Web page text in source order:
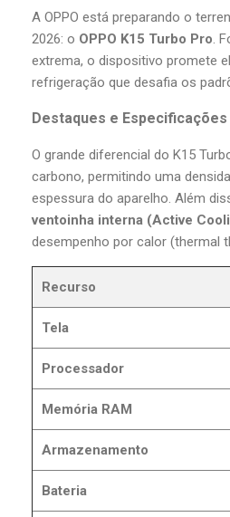
A OPPO está preparando o
2026: o OPPO K15 Turbo Pro.
extrema, o dispositivo promete
refrigeração que desafia os
Destaques e
O grande diferencial do K15
carbono, permitindo uma
espessura do aparelho. Além
ventoinha interna (Active
desempenho por calor (thermal
Recurso
Tela
Processador
Memória RAM
Armazenamento
Bateria